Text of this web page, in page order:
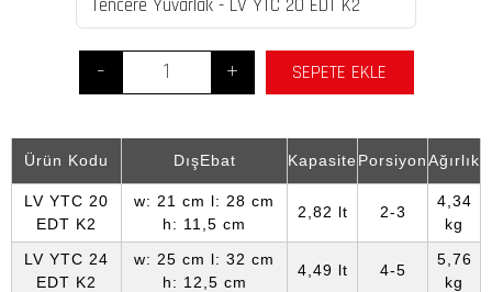
- + SEPETE EKLE
Ürün Kodu DışEbat Kapasite PorsiyonAğırlık
LV YTC 20
EDT K2
w: 21 cm l: 28 cm
h: 11,5 cm
2,82 lt 2-3
4,34
kg
LV YTC 24
EDT K2
w: 25 cm l: 32 cm
h: 12,5 cm
4,49 lt 4-5
5,76
kg